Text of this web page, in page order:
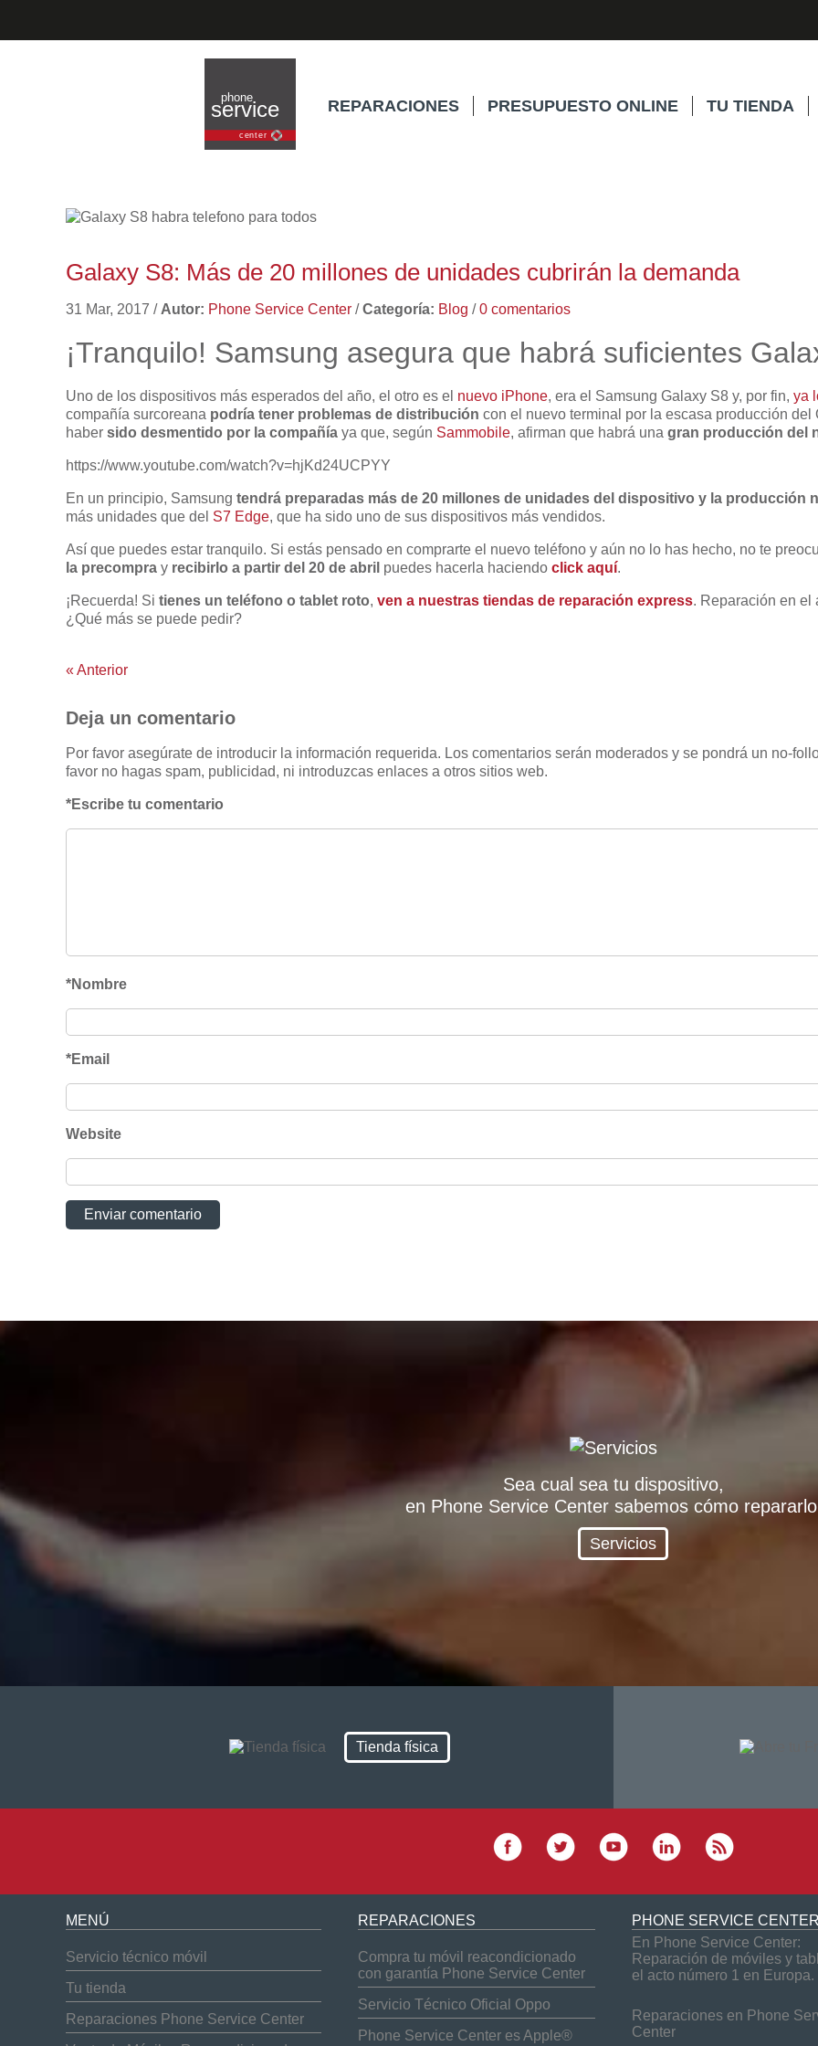
REPARACIONES PRESUPUESTO ONLINE TU TIENDA
Galaxy S8: Más de 20 millones de unidades cubrirán la demanda
31 Mar, 2017 / Autor: Phone Service Center /Categoría: Blog /0 comentarios
¡Tranquilo! Samsung asegura que habrá suficientes
Uno de los dispositivos más esperados del año, el otro es el nuevo iPhone, era el Samsung Galaxy S8 y, por fin, ya
compañía surcoreana podría tener problemas de distribución con el nuevo terminal por la escasa producción
haber sido desmentido por la compañía ya que, según Sammobile, afirman que habrá una gran producción del
https://www.youtube.com/watch?v=hjKd24UCPYY
En un principio, Samsung tendrá preparadas más de 20 millones de unidades del dispositivo y la producción
más unidades que del S7 Edge, que ha sido uno de sus dispositivos más vendidos.
Así que puedes estar tranquilo. Si estás pensado en comprarte el nuevo teléfono y aún no lo has hecho, no te
la precompra y recibirlo a partir del 20 de abril puedes hacerla haciendo click aquí.
¡Recuerda! Si tienes un teléfono o tablet roto, ven a nuestras tiendas de reparación express. Reparación en el
¿Qué más se puede pedir?
« Anterior
Deja un comentario
Por favor asegúrate de introducir la información requerida. Los comentarios serán moderados y se pondrá un no-
favor no hagas spam, publicidad, ni introduzcas enlaces a otros sitios web.
*Escribe tu comentario
*Nombre
*Email
Website
Sea cual sea tu dispositivo,
en Phone Service Center sabemos cómo
Servicios
Tienda física
MENÚ
Servicio técnico móvil
Tu tienda
Reparaciones Phone Service Center
REPARACIONES
Compra tu móvil reacondicionado
con garantía Phone Service Center
Servicio Técnico Oficial Oppo
Phone Service Center es Apple®
PHONE SERVICE
En Phone Service Center:
Reparación de móviles y
el acto número 1 en Europa.
Reparaciones en Phone
Center